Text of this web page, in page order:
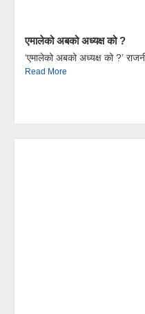
एमालेको अबको अध्यक्ष को ?
‘एमालेको अबको अध्यक्ष को ?’
Read More